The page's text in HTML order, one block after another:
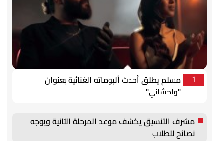
1
مسلم يطلق أحدث ألبوماته الغنائية بعنوان
"واحشاني"
مشرف التنسيق يكشف موعد المرحلة الثانية ويوجه
نصائح للطلاب